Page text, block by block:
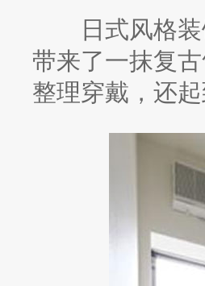
日式风格装
带来了一抹复
整理穿戴，还